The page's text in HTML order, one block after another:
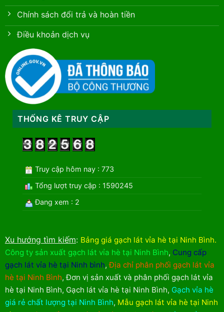
Chính sách đổi trả và hoàn tiền
Điều khoản dịch vụ
THỐNG KÊ TRUY CẬP
Truy cập hôm nay : 773
Tổng lượt truy cập : 1590245
Đang xem : 2
Xu hướng tìm kiếm: Bảng giá gạch lát vỉa hè tại Ninh Bình.
Công ty sản xuất gạch lát vỉa hè tại Ninh Bình, Cung cấp
gạch lát vỉa hè tại Ninh bình,Địa chỉ phân phối gạch lát vỉa
hè tại Ninh Bình,Đơn vị sản xuất và phân phối gạch lát vỉa
hè tại Ninh Bình, Gạch lát vỉa hè tại Ninh Bình, Gạch vỉa hè
giá rẻ chất lượng tại Ninh Bình, Mẫu gạch lát vỉa hè tại Ninh